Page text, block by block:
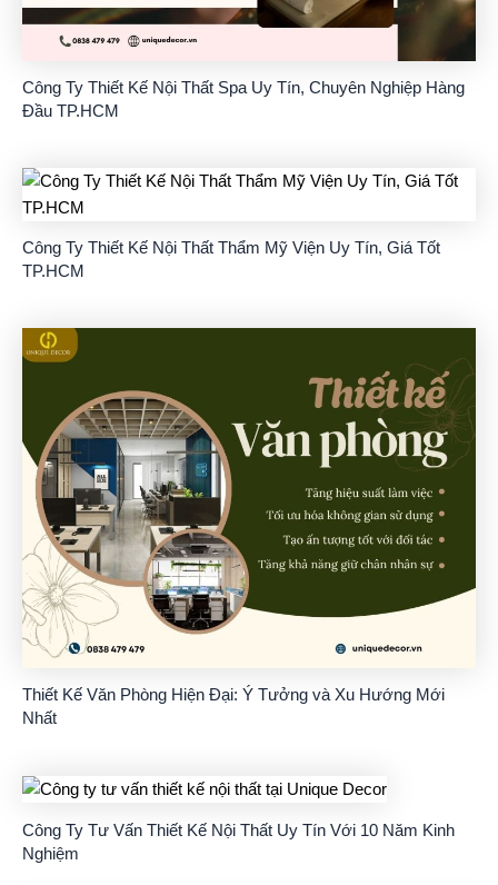
Công Ty Thiết Kế Nội Thất Spa Uy Tín, Chuyên Nghiệp Hàng
Đầu TP.HCM
Công Ty Thiết Kế Nội Thất Thẩm Mỹ Viện Uy Tín, Giá Tốt
TP.HCM
Thiết Kế Văn Phòng Hiện Đại: Ý Tưởng và Xu Hướng Mới
Nhất
Công Ty Tư Vấn Thiết Kế Nội Thất Uy Tín Với 10 Năm Kinh
Nghiệm